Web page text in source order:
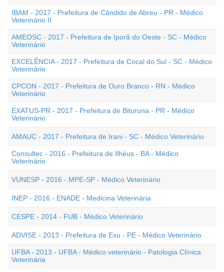
IBAM - 2017 - Prefeitura de Cândido de Abreu - PR - Médico
Veterinário II
AMEOSC - 2017 - Prefeitura de Iporã do Oeste - SC - Médico
Veterinário
EXCELÊNCIA - 2017 - Prefeitura de Cocal do Sul - SC - Médico
Veterinário
CPCON - 2017 - Prefeitura de Ouro Branco - RN - Médico
Veterinário
EXATUS-PR - 2017 - Prefeitura de Bituruna - PR - Médico
Veterinário
AMAUC - 2017 - Prefeitura de Irani - SC - Médico Veterinário
Consultec - 2016 - Prefeitura de Ilhéus - BA - Médico
Veterinário
VUNESP - 2016 - MPE-SP - Médico Veterinário
INEP - 2016 - ENADE - Medicina Veterinária
CESPE - 2014 - FUB - Médico Veterinário
ADVISE - 2013 - Prefeitura de Exu - PE - Médico Veterinário
UFBA - 2013 - UFBA - Médico veterinário - Patologia Clínica
Veterinária